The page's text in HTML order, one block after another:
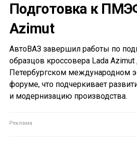
Подготовка к
Azimut
АвтоВАЗ завершил работы по
образцов кроссовера Lada Azimut
Петербургском международном
форуме, что подчеркивает
и модернизацию производства.